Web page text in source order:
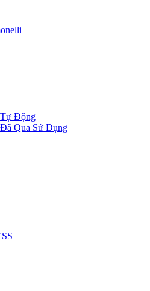
Tự Động
Qua Sử Dụng